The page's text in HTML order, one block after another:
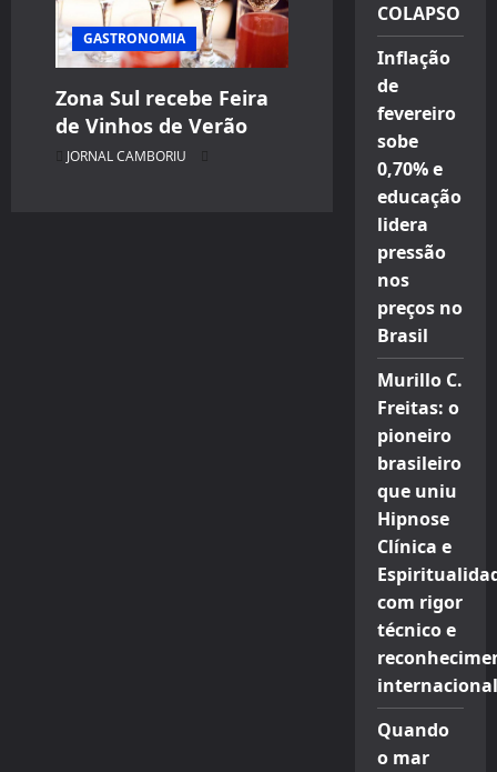
GASTRONOMIA
Zona Sul recebe Feira
de Vinhos de Verão
JORNAL CAMBORIU
COLAPSO
Inflação
de
fevereiro
sobe
0,70% e
educação
lidera
pressão
nos
preços no
Brasil
Murillo C.
Freitas: o
pioneiro
brasileiro
que uniu
Hipnose
Clínica e
com rigor
técnico e
internacional
Quando
o mar